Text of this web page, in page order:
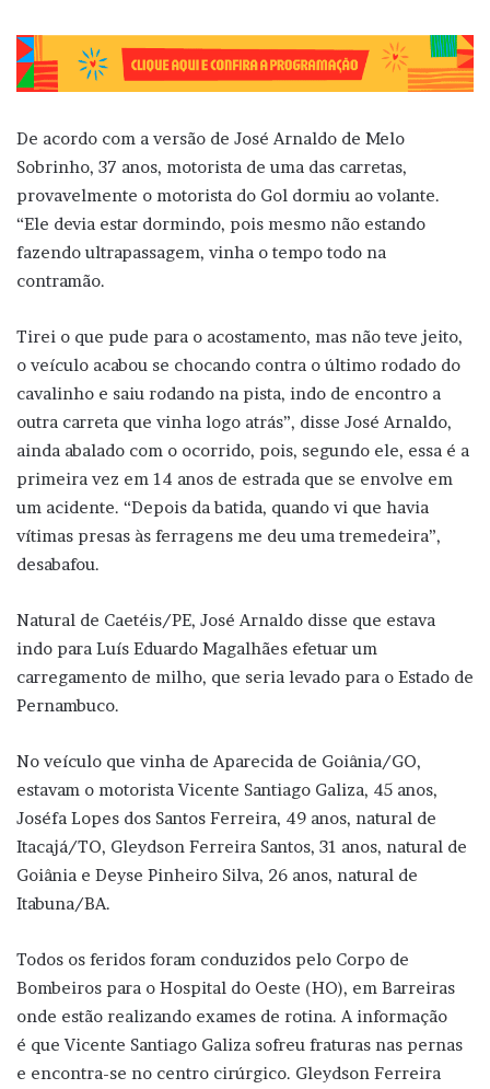
De acordo com a versão de José Arnaldo de Melo
Sobrinho, 37 anos, motorista de uma das carretas,
provavelmente o motorista do Gol dormiu ao volante.
“Ele devia estar dormindo, pois mesmo não estando
fazendo ultrapassagem, vinha o tempo todo na
contramão.
Tirei o que pude para o acostamento, mas não teve jeito,
o veículo acabou se chocando contra o último rodado do
cavalinho e saiu rodando na pista, indo de encontro a
outra carreta que vinha logo atrás”, disse José Arnaldo,
ainda abalado com o ocorrido, pois, segundo ele, essa é a
primeira vez em 14 anos de estrada que se envolve em
um acidente. “Depois da batida, quando vi que havia
vítimas presas às ferragens me deu uma tremedeira”,
desabafou.
Natural de Caetéis/PE, José Arnaldo disse que estava
indo para Luís Eduardo Magalhães efetuar um
carregamento de milho, que seria levado para o Estado de
Pernambuco.
No veículo que vinha de Aparecida de Goiânia/GO,
estavam o motorista Vicente Santiago Galiza, 45 anos,
Joséfa Lopes dos Santos Ferreira, 49 anos, natural de
Itacajá/TO, Gleydson Ferreira Santos, 31 anos, natural de
Goiânia e Deyse Pinheiro Silva, 26 anos, natural de
Itabuna/BA.
Todos os feridos foram conduzidos pelo Corpo de
Bombeiros para o Hospital do Oeste (HO), em Barreiras
onde estão realizando exames de rotina. A informação
é que Vicente Santiago Galiza sofreu fraturas nas pernas
e encontra-se no centro cirúrgico. Gleydson Ferreira